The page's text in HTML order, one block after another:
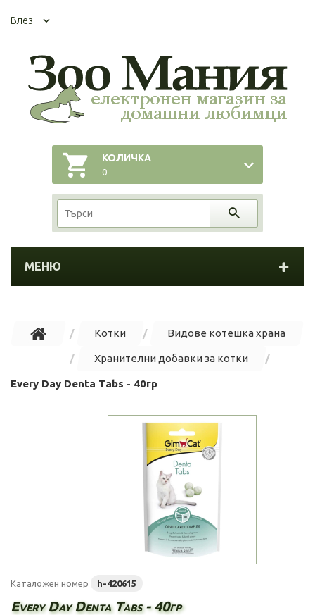
Влез
КОЛИЧКА
0
МЕНЮ
Котки Видове котешка храна
Хранителни добавки за котки
Every Day Denta Tabs - 40гр
Каталожен номер h-420615
Every Day Denta Tabs - 40гр